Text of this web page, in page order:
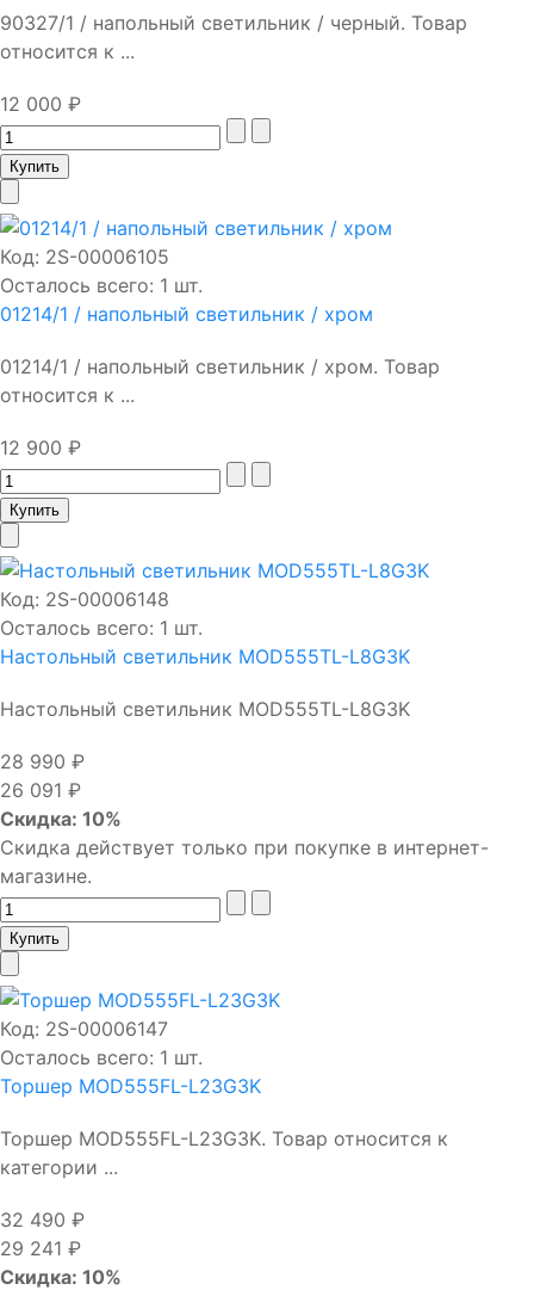
90327/1 / напольный светильник / черный. Товар
относится к ...
12 000 ₽
Код: 2S-00006105
Осталось всего: 1 шт.
01214/1 / напольный светильник / хром
01214/1 / напольный светильник / хром. Товар
относится к ...
12 900 ₽
Код: 2S-00006148
Осталось всего: 1 шт.
Настольный светильник MOD555TL-L8G3K
Настольный светильник MOD555TL-L8G3K
28 990 ₽
26 091 ₽
Скидка: 10%
Скидка действует только при покупке в интернет-
магазине.
Код: 2S-00006147
Осталось всего: 1 шт.
Торшер MOD555FL-L23G3K
Торшер MOD555FL-L23G3K. Товар относится к
категории ...
32 490 ₽
29 241 ₽
Скидка: 10%